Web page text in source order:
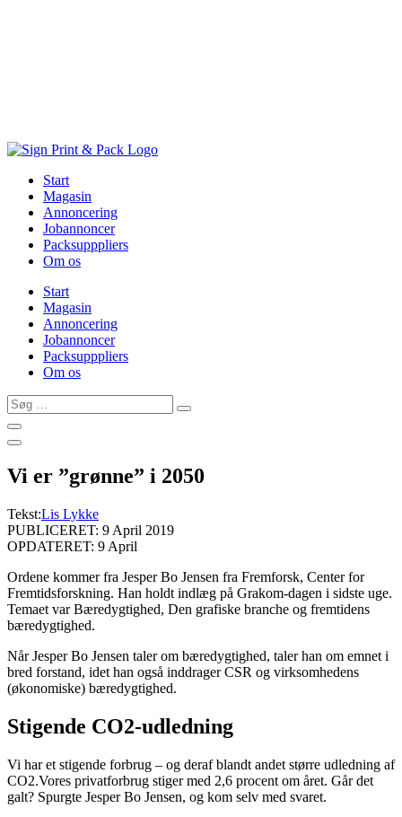
Start
Magasin
Annoncering
Jobannoncer
Packsupppliers
Om os
Start
Magasin
Annoncering
Jobannoncer
Packsupppliers
Om os
Søg
…
Vi er ”grønne” i 2050
Tekst:Lis Lykke
PUBLICERET: 9 April 2019
OPDATERET: 9 April
Ordene kommer fra Jesper Bo Jensen fra Fremforsk, Center for
Fremtidsforskning. Han holdt indlæg på Grakom-dagen i sidste uge.
Temaet var Bæredygtighed, Den grafiske branche og fremtidens
bæredygtighed.
Når Jesper Bo Jensen taler om bæredygtighed, taler han om emnet i
bred forstand, idet han også inddrager CSR og virksomhedens
(økonomiske) bæredygtighed.
Stigende CO2-udledning
Vi har et stigende forbrug – og deraf blandt andet større udledning af
CO2.Vores privatforbrug stiger med 2,6 procent om året. Går det
galt? Spurgte Jesper Bo Jensen, og kom selv med svaret.